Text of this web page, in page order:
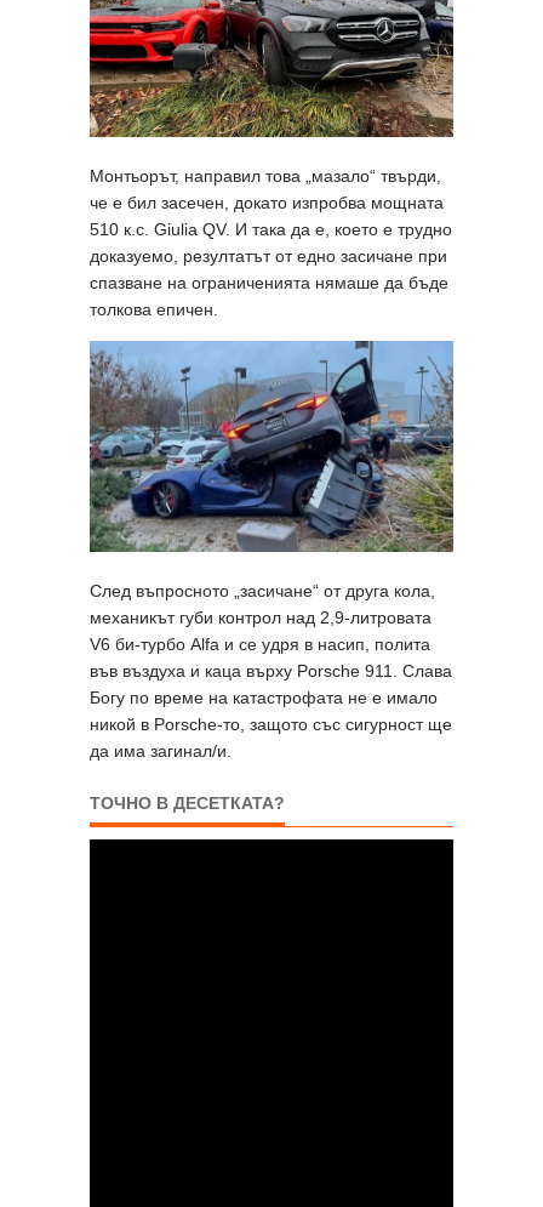
Монтьорът, направил това „мазало“ твърди,
че е бил засечен, докато изпробва мощната
510 к.с. Giulia QV. И така да е, което е трудно
доказуемо, резултатът от едно засичане при
спазване на ограниченията нямаше да бъде
толкова епичен.
След въпросното „засичане“ от друга кола,
механикът губи контрол над 2,9-литровата
V6 би-турбо Alfa и се удря в насип, полита
във въздуха и каца върху Porsche 911. Слава
Богу по време на катастрофата не е имало
никой в Porsche-то, защото със сигурност ще
да има загинал/и.
ТОЧНО В ДЕСЕТКАТА?